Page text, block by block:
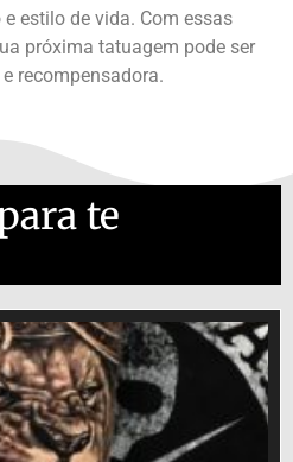
estilo de vida. Com essas
próxima tatuagem pode ser
recompensadora.
te